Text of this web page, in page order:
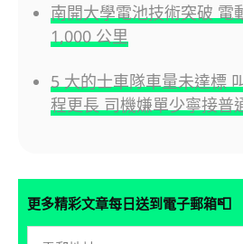
南開大學電池技術突破 電
1,000 公里
5 大的士車隊車量未達標
程更長 司機嫌單少寧接普
更多精彩文章每日送到電子郵箱📮